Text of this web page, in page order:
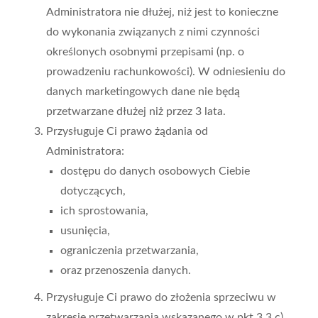
Administratora nie dłużej, niż jest to konieczne
do wykonania związanych z nimi czynności
określonych osobnymi przepisami (np. o
prowadzeniu rachunkowości). W odniesieniu do
danych marketingowych dane nie będą
przetwarzane dłużej niż przez 3 lata.
Przysługuje Ci prawo żądania od
Administratora:
dostępu do danych osobowych Ciebie
dotyczących,
ich sprostowania,
usunięcia,
ograniczenia przetwarzania,
oraz przenoszenia danych.
Przysługuje Ci prawo do złożenia sprzeciwu w